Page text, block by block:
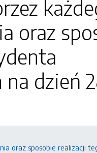
oraz
dzień
oraz sposobie realizacji